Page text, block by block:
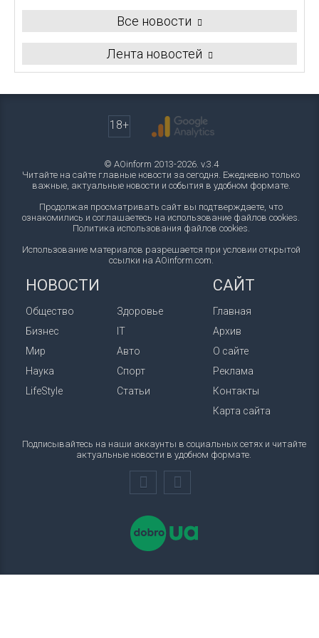
Все новости
Лента новостей
18+
© AOinform 2013-2026. v.3.4
Читайте на сайте главные новости за сегодня. Ежедневно только
важные, актуальные новости и события в удобном формате.
Продолжая просматривать сайт вы подтверждаете, что
ознакомились и соглашаетесь на использование файлов cookies.
Политика использования файлов cookies.
Использование материалов разрешается при условии открытой
ссылки на AOinform.com.
НОВОСТИ
Общество
Бизнес
Мир
Наука
LifeStyle
Здоровье
IT
Авто
Спорт
Статьи
САЙТ
Главная
Архив
О сайте
Реклама
Контакты
Карта сайта
Подписывайтесь на наши аккаунты в социальных сетях и читайте
актуальные новости в удобном формате.